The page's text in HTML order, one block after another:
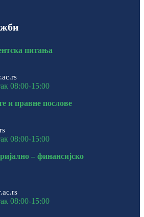
питања
08:00-15:00
и правне послове
08:00-15:00
– финансијско
08:00-15:00